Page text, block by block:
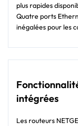
plus rapides
Quatre ports
inégalées pour les
intégrées
Les routeurs